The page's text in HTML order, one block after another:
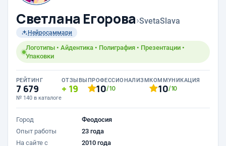
Светлана Егорова›SvetaSlava
Нейросаммари
Логотипы • Айдентика • Полиграфия • Презентации •
Упаковки
РЕЙТИНГ
7 679
№ 140 в каталоге
ОТЗЫВЫ
19
ПРОФЕССИОНАЛИЗМ
10/10
КОММУНИКАЦИЯ
10/10
Город
Феодосия
Опыт работы
23 года
На сайте с
2010 года